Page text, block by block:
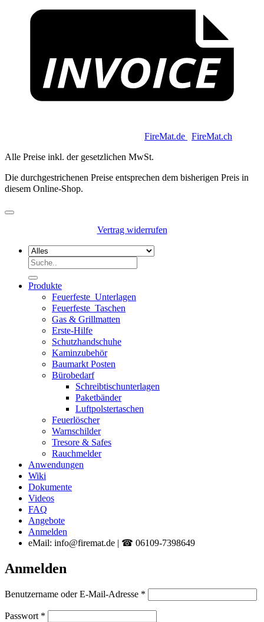
FireMat.de FireMat.ch
Alle Preise inkl. der gesetzlichen MwSt.
Die durchgestrichenen Preise entsprechen dem bisherigen Preis in
diesem Online-Shop.
Vertrag widerrufen
Suchen
Produkte
Feuerfeste_Unterlagen
Feuerfeste_Taschen
Gas & Grillmatten
Erste-Hilfe
Schutzhandschuhe
Kaminzubehör
Baumarkt Posten
Bürobedarf
Schreibtischunterlagen
Paketbänder
Luftpolstertaschen
Feuerlöscher
Warnschilder
Tresore & Safes
Rauchmelder
Anwendungen
Wiki
Dokumente
Videos
FAQ
Angebote
Anmelden
eMail: info@firemat.de | ☎ 06109-7398649
Anmelden
Benutzername oder E-Mail-Adresse *
Passwort *